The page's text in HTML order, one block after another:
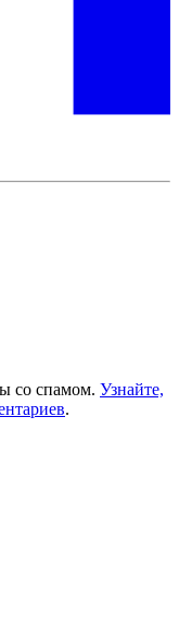
со спамом. Узнайте,
.